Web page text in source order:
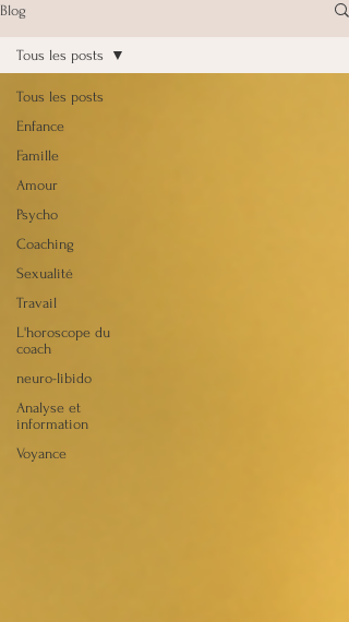
Blog
Tous les posts
Enfance
Famille
Amour
Psycho
Coaching
Sexualité
Travail
L'horoscope du
coach
neuro-libido
Analyse et
information
Voyance
Tous les posts